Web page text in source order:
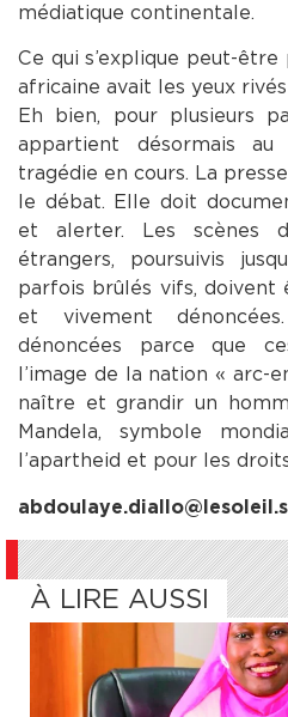
médiatique continentale.
Ce qui s’explique peut-
africaine avait les yeux
Eh bien, pour plusieurs
appartient désormais
tragédie en cours. La
le débat. Elle doit
et alerter. Les scènes
étrangers, poursuivis
parfois brûlés vifs, doivent
et vivement
dénoncées parce que
l’image de la nation « arc-
naître et grandir un
Mandela, symbole
l’apartheid et pour les
À LIRE AUSSI